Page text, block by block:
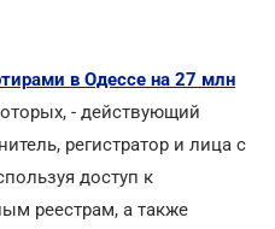
в Одессе на 27 млн
- действующий
регистратор и лица с
доступ к
реестрам, а также